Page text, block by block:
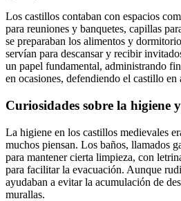
Los castillos contaban con espacios
para reuniones y banquetes, capillas
se preparaban los alimentos y
servían para descansar y recibir
un papel fundamental, administrando
en ocasiones, defendiendo el castillo en
Curiosidades sobre la higiene
La higiene en los castillos medievales
muchos piensan. Los baños, llamados
para mantener cierta limpieza, con
para facilitar la evacuación. Aunque
ayudaban a evitar la acumulación de
murallas.